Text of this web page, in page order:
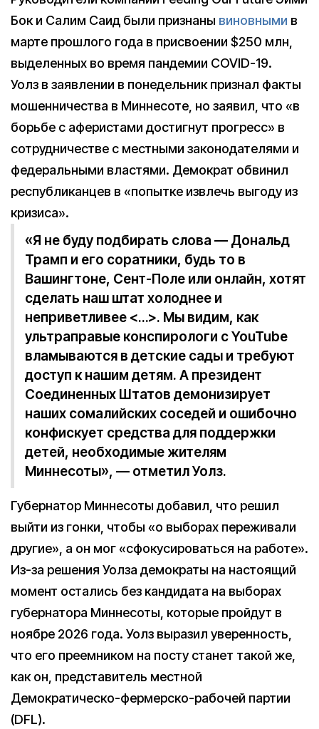
Бок и Салим Саид были признаны виновными в
марте прошлого года в присвоении $250 млн,
выделенных во время пандемии COVID-19.
Уолз в заявлении в понедельник признал факты
мошенничества в Миннесоте, но заявил, что «в
борьбе с аферистами достигнут прогресс» в
сотрудничестве с местными законодателями и
федеральными властями. Демократ обвинил
республиканцев в «попытке извлечь выгоду из
кризиса».
«Я не буду подбирать слова — Дональд
Трамп и его соратники, будь то в
Вашингтоне, Сент-Поле или онлайн, хотят
сделать наш штат холоднее и
неприветливее <…>. Мы видим, как
ультраправые конспирологи с YouTube
вламываются в детские сады и требуют
доступ к нашим детям. А президент
Соединенных Штатов демонизирует
наших сомалийских соседей и ошибочно
конфискует средства для поддержки
детей, необходимые жителям
Миннесоты», — отметил Уолз.
Губернатор Миннесоты добавил, что решил
выйти из гонки, чтобы «о выборах переживали
другие», а он мог «сфокусироваться на работе».
Из-за решения Уолза демократы на настоящий
момент остались без кандидата на выборах
губернатора Миннесоты, которые пройдут в
ноябре 2026 года. Уолз выразил уверенность,
что его преемником на посту станет такой же,
как он, представитель местной
Демократическо-фермерско-рабочей партии
(DFL).